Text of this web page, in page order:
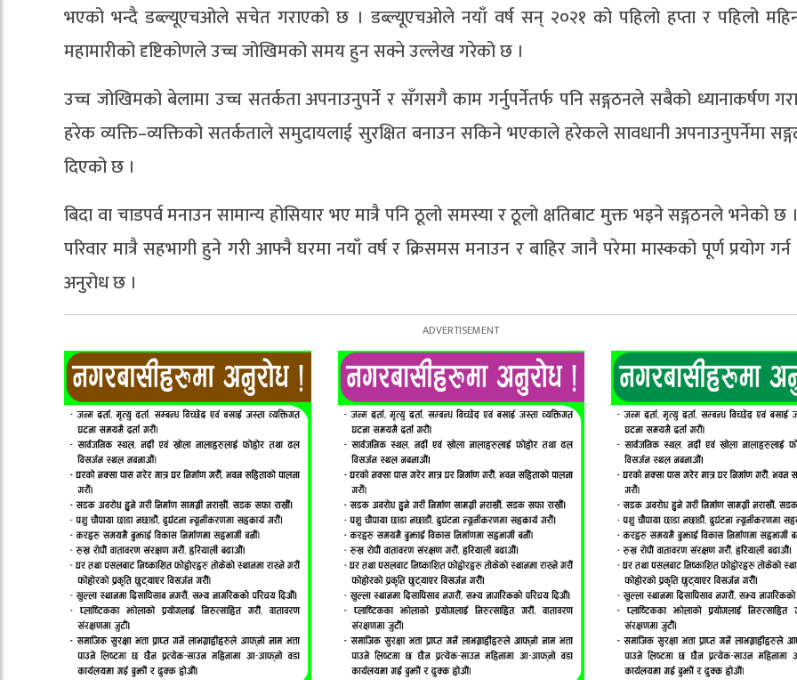
भएको भन्दै डब्ल्यूएचओले सचेत गराएको छ । डब्ल्यूएचओले नयाँ वर्ष सन् २०२१ को पहिलो हप्ता र पहिलो
महामारीको दृष्टिकोणले उच्च जोखिमको समय हुन सक्ने उल्लेख गरेको छ ।
उच्च जोखिमको बेलामा उच्च सतर्कता अपनाउनुपर्ने र सँगसगै काम गर्नुपर्नेतर्फ पनि सङ्गठनले सबैको ध्यानाकर्षण
हरेक व्यक्ति–व्यक्तिको सतर्कताले समुदायलाई सुरक्षित बनाउन सकिने भएकाले हरेकले सावधानी अपनाउनुपर्नेमा
दिएको छ ।
बिदा वा चाडपर्व मनाउन सामान्य होसियार भए मात्रै पनि ठूलो समस्या र ठूलो क्षतिबाट मुक्त भइने सङ्गठनले भनेको
परिवार मात्रै सहभागी हुने गरी आफ्नै घरमा नयाँ वर्ष र क्रिसमस मनाउन र बाहिर जानै परेमा मास्कको पूर्ण प्रयोग
अनुरोध छ ।